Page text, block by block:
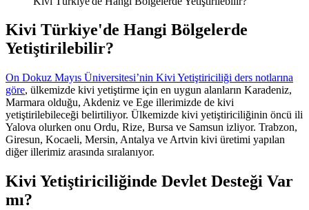
Kivi Türkiye'de Hangi Bölgelerde
Yetiştirilebilir?
On Dokuz Mayıs Üniversitesi’nin Kivi Yetiştiriciliği ders notlarına
göre, ülkemizde kivi yetiştirme için en uygun alanların Karadeniz,
Marmara olduğu, Akdeniz ve Ege illerimizde de kivi
yetiştirilebileceği belirtiliyor. Ülkemizde kivi yetiştiriciliğinin öncü ili
Yalova olurken onu Ordu, Rize, Bursa ve Samsun izliyor. Trabzon,
Giresun, Kocaeli, Mersin, Antalya ve Artvin kivi üretimi yapılan
diğer illerimiz arasında sıralanıyor.
Kivi Yetiştiriciliğinde Devlet Desteği Var
mı?